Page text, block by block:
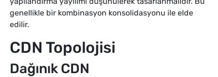
genellikle bir kombinasyon konsolidasyonu ile elde
edilir.
CDN Topolojisi
Dağınık CDN